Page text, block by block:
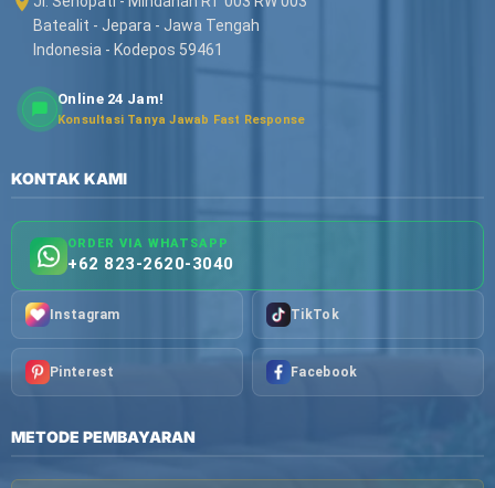
Batealit - Jepara - Jawa Tengah
Indonesia - Kodepos 59461
Online 24 Jam!
Konsultasi Tanya Jawab Fast Response
KONTAK KAMI
ORDER VIA WHATSAPP
+62 823-2620-3040
Instagram TikTok
Pinterest Facebook
METODE PEMBAYARAN